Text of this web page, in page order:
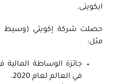
ايكويتى.
مثل:
جائزة الوساطة المالية
في العالم لعام 2020،